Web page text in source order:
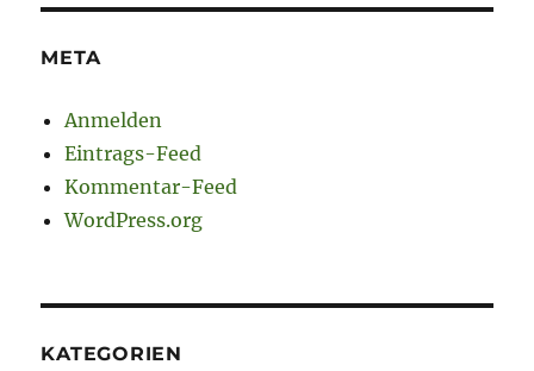
META
Anmelden
Eintrags-Feed
Kommentar-Feed
WordPress.org
KATEGORIEN